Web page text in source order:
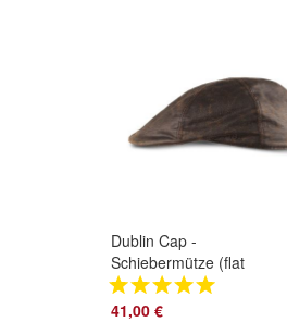
Dublin Cap -
Schiebermütze (flat
cap) geölte
Baumwolle, braun
41,00 €